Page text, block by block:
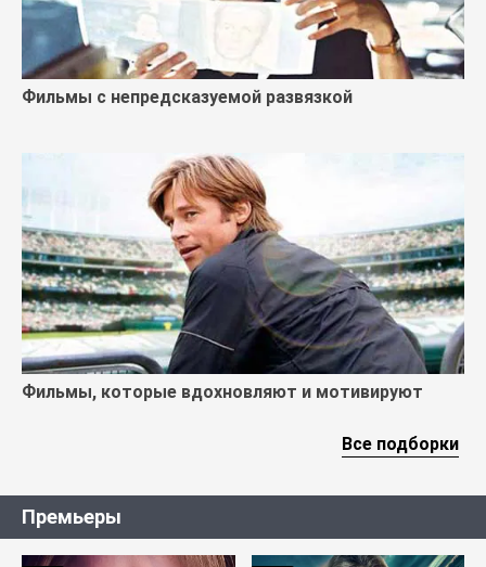
Фильмы с непредсказуемой развязкой
Фильмы, которые вдохновляют и мотивируют
Все подборки
Премьеры